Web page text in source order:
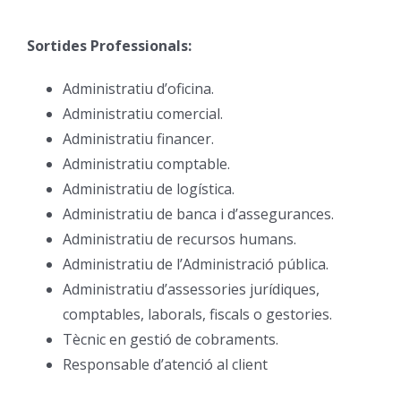
Sortides Professionals:
Administratiu d’oficina.
Administratiu comercial.
Administratiu financer.
Administratiu comptable.
Administratiu de logística.
Administratiu de banca i d’assegurances.
Administratiu de recursos humans.
Administratiu de l’Administració pública.
Administratiu d’assessories jurídiques,
comptables, laborals, fiscals o gestories.
Tècnic en gestió de cobraments.
Responsable d’atenció al client